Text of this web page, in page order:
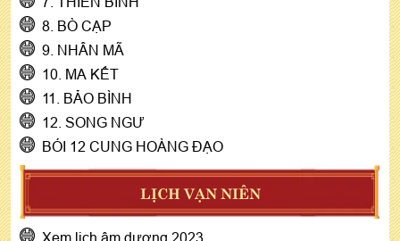
8. BÒ CẠP
9. NHÂN MÃ
10. MA KẾT
11. BẢO BÌNH
12. SONG NGƯ
BÓI 12 CUNG HOÀNG ĐẠO
LỊCH VẠN NIÊN
Xem lịch âm dương 2023